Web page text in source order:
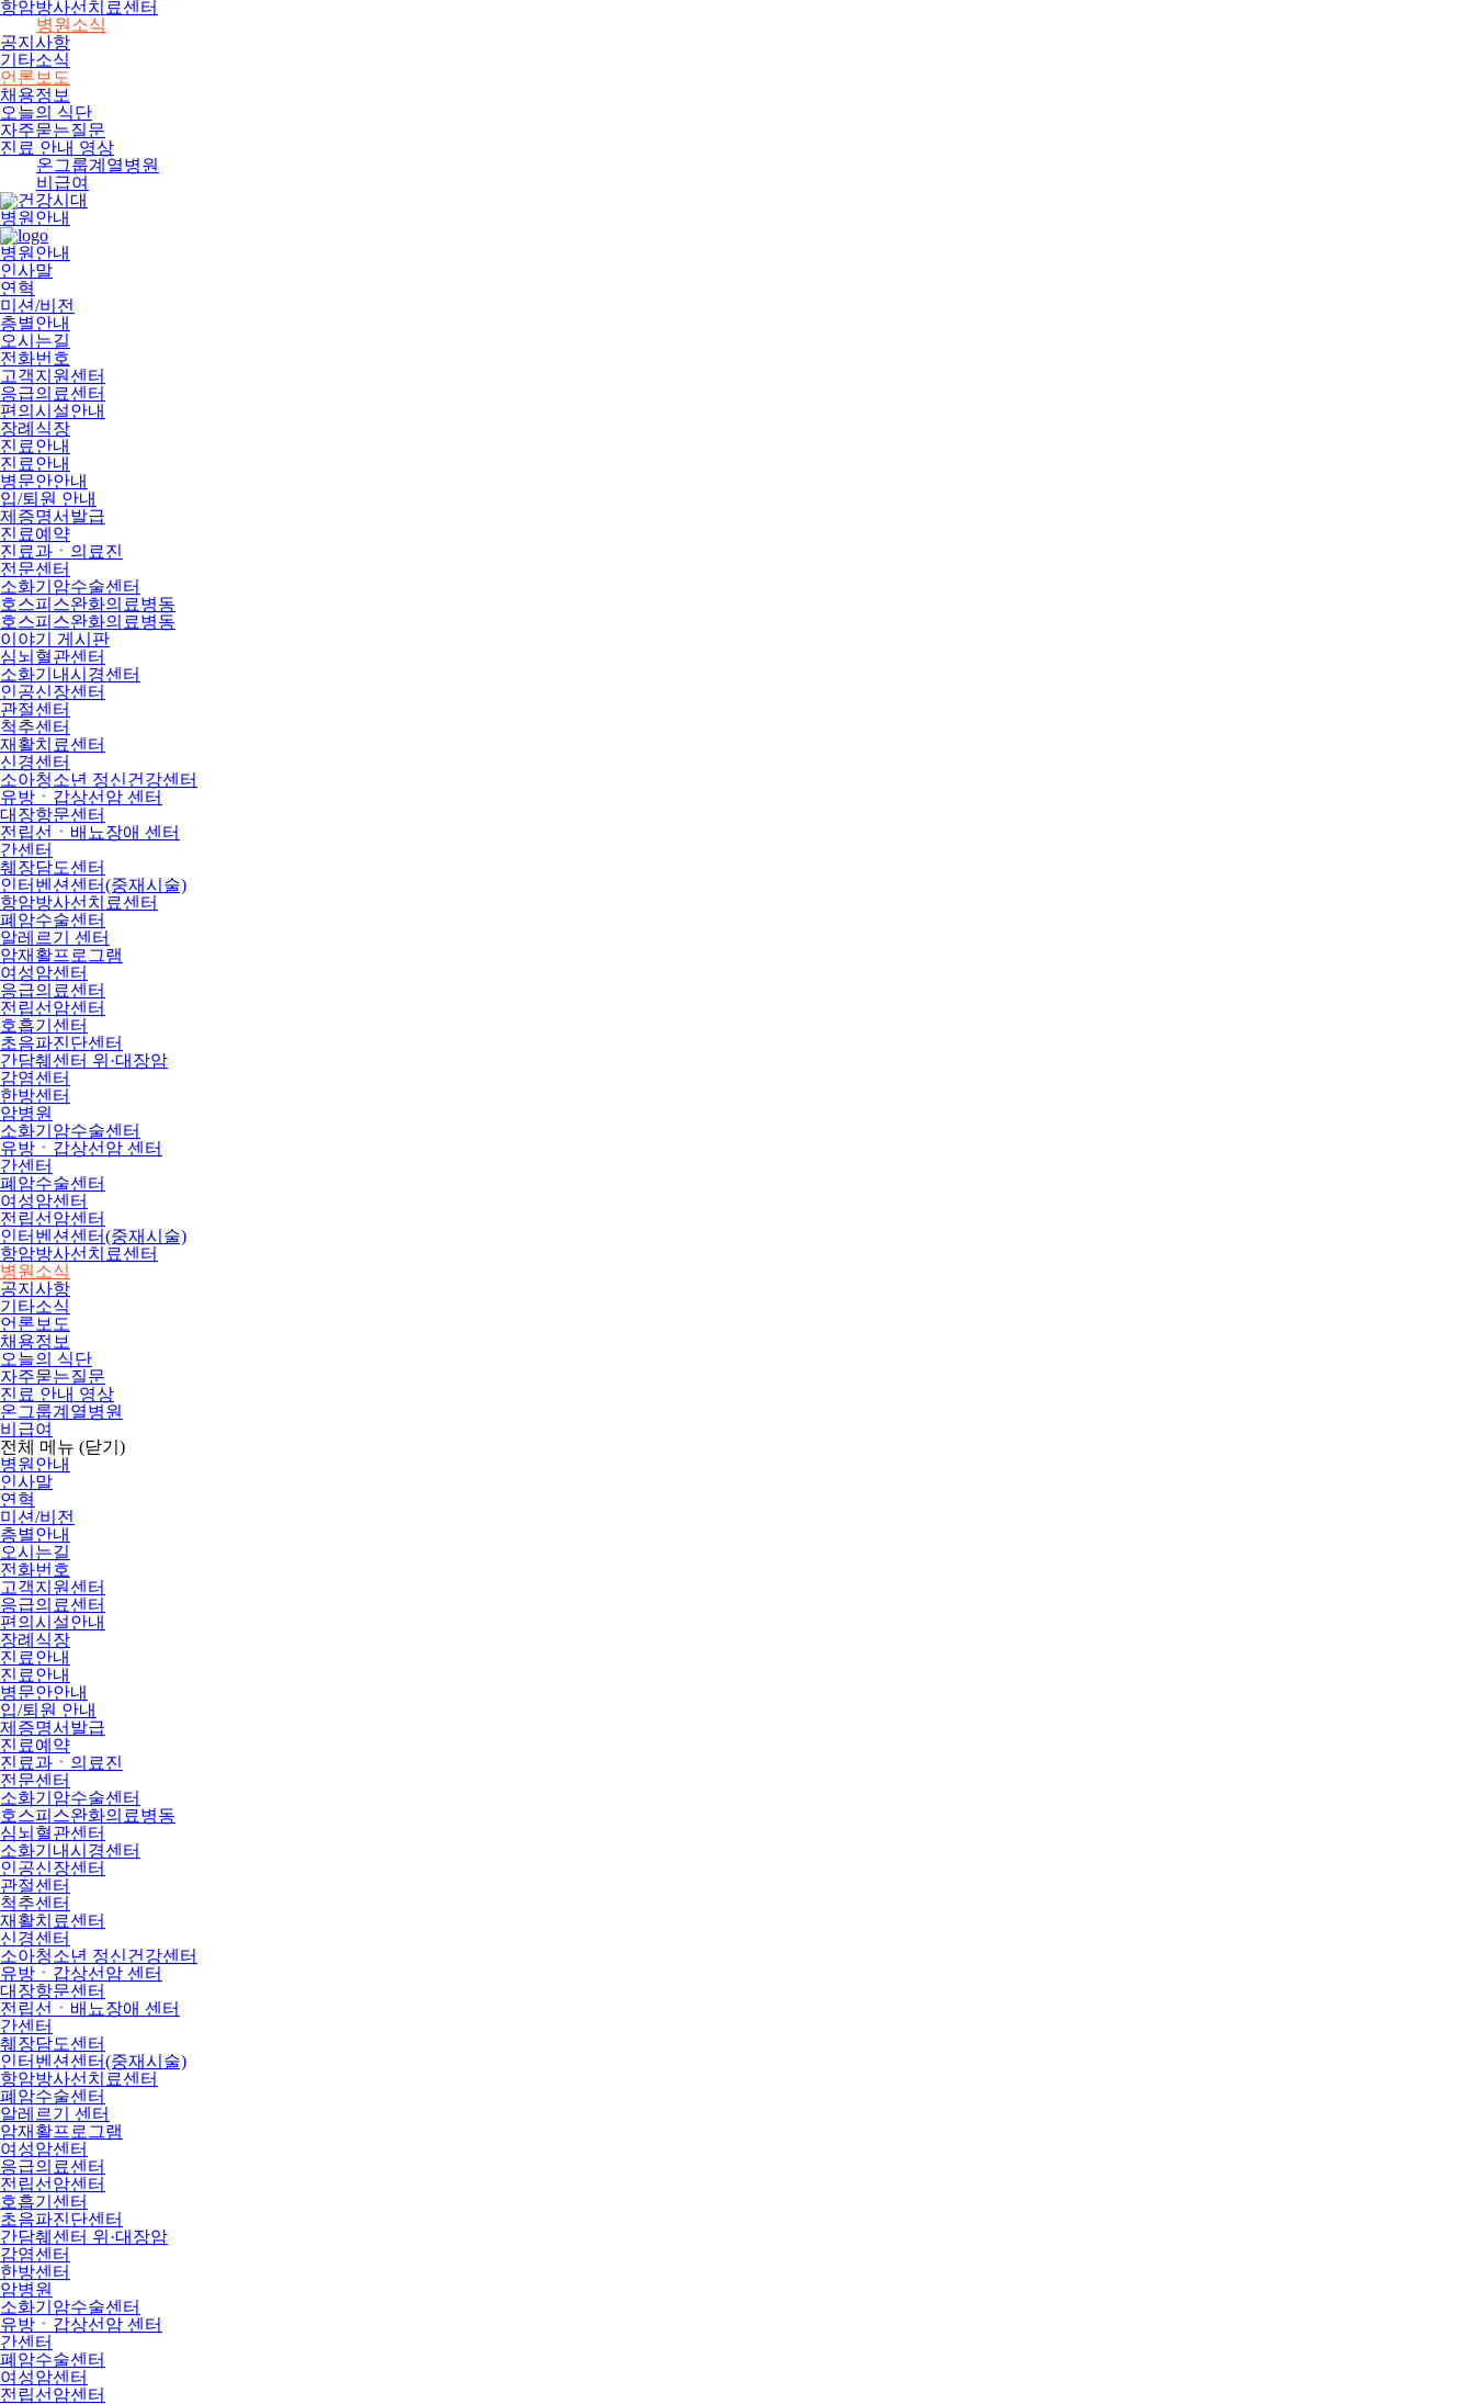
항암방사선치료센터
병원소식
공지사항
기타소식
언론보도
채용정보
오늘의 식단
자주묻는질문
진료 안내 영상
온그룹계열병원
비급여
병원안내
병원안내
인사말
연혁
미션/비전
층별안내
오시는길
전화번호
고객지원센터
응급의료센터
편의시설안내
장례식장
진료안내
진료안내
병문안안내
입/퇴원 안내
제증명서발급
진료예약
진료과ㆍ의료진
전문센터
소화기암수술센터
호스피스완화의료병동
호스피스완화의료병동
이야기 게시판
심뇌혈관센터
소화기내시경센터
인공신장센터
관절센터
척추센터
재활치료센터
신경센터
소아청소년 정신건강센터
유방ㆍ갑상선암 센터
대장항문센터
전립선ㆍ배뇨장애 센터
간센터
췌장담도센터
인터벤션센터(중재시술)
항암방사선치료센터
폐암수술센터
알레르기 센터
암재활프로그램
여성암센터
응급의료센터
전립선암센터
호흡기센터
초음파진단센터
간담췌센터 위·대장암
감염센터
한방센터
암병원
소화기암수술센터
유방ㆍ갑상선암 센터
간센터
폐암수술센터
여성암센터
전립선암센터
인터벤션센터(중재시술)
항암방사선치료센터
병원소식
공지사항
기타소식
언론보도
채용정보
오늘의 식단
자주묻는질문
진료 안내 영상
온그룹계열병원
비급여
전체 메뉴 (닫기)
병원안내
인사말
연혁
미션/비전
층별안내
오시는길
전화번호
고객지원센터
응급의료센터
편의시설안내
장례식장
진료안내
진료안내
병문안안내
입/퇴원 안내
제증명서발급
진료예약
진료과ㆍ의료진
전문센터
소화기암수술센터
호스피스완화의료병동
심뇌혈관센터
소화기내시경센터
인공신장센터
관절센터
척추센터
재활치료센터
신경센터
소아청소년 정신건강센터
유방ㆍ갑상선암 센터
대장항문센터
전립선ㆍ배뇨장애 센터
간센터
췌장담도센터
인터벤션센터(중재시술)
항암방사선치료센터
폐암수술센터
알레르기 센터
암재활프로그램
여성암센터
응급의료센터
전립선암센터
호흡기센터
초음파진단센터
간담췌센터 위·대장암
감염센터
한방센터
암병원
소화기암수술센터
유방ㆍ갑상선암 센터
간센터
폐암수술센터
여성암센터
전립선암센터